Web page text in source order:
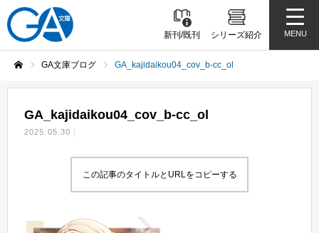
新刊/既刊 シリーズ紹介 MENU
GA文庫ブログ GA_kajidaikou04_cov_b-cc_ol
GA_kajidaikou04_cov_b-cc_ol
2025.05.30
この記事のタイトルとURLをコピーする